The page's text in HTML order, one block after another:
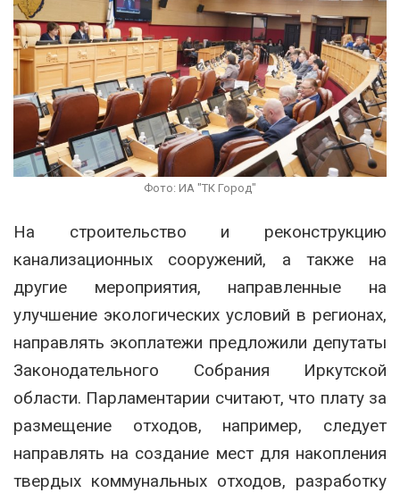
Фото: ИА "ТК Город"
На строительство и реконструкцию
канализационных сооружений, а также на
другие мероприятия, направленные на
улучшение экологических условий в регионах,
направлять экоплатежи предложили депутаты
Законодательного Собрания Иркутской
области. Парламентарии считают, что плату за
размещение отходов, например, следует
направлять на создание мест для накопления
твердых коммунальных отходов, разработку